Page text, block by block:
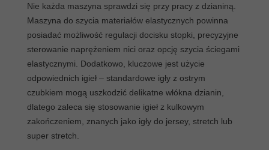
Nie każda maszyna sprawdzi się przy pracy z dzianiną.
Maszyna do szycia materiałów elastycznych powinna
posiadać możliwość regulacji docisku stopki, precyzyjne
sterowanie naprężeniem nici oraz opcję szycia ściegami
elastycznymi. Dodatkowo, kluczowe jest użycie
odpowiednich igieł – standardowe igły z ostrym
czubkiem mogą uszkodzić delikatne włókna dzianin,
dlatego zaleca się stosowanie igieł z kulkowym
zakończeniem, znanych jako igły do jersey, stretch lub
super stretch.